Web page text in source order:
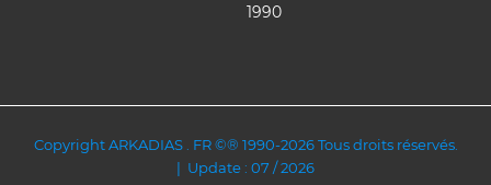
1990
Copyright ARKADIAS . FR ©® 1990-2026 Tous droits réservés.
| Update : 07 / 2026